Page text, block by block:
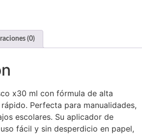
(0)
x30 ml con fórmula de alta
Perfecta para manualidades,
escolares. Su aplicador de
fácil y sin desperdicio en papel,